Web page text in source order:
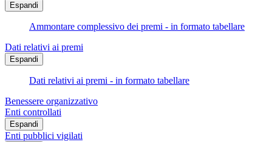
Espandi
Ammontare complessivo dei premi - in formato tabellare
Dati relativi ai premi
Espandi
Dati relativi ai premi - in formato tabellare
Benessere organizzativo
Enti controllati
Espandi
Enti pubblici vigilati